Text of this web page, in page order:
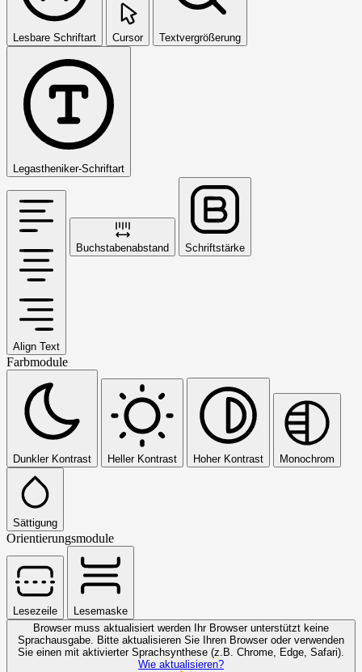
Lesbare Schriftart Cursor Textvergrößerung
Legastheniker-Schriftart
Align Text
Buchstabenabstand Schriftstärke
Farbmodule
Dunkler Kontrast Heller Kontrast Hoher Kontrast Monochrom
Sättigung
Orientierungsmodule
Lesezeile
Lesemaske
Browser muss aktualisiert werden
Ihr Browser unterstützt keine
Sprachausgabe. Bitte aktualisieren Sie Ihren Browser oder verwenden
Sie einen mit aktivierter Sprachsynthese (z.B. Chrome, Edge, Safari).
Wie aktualisieren?